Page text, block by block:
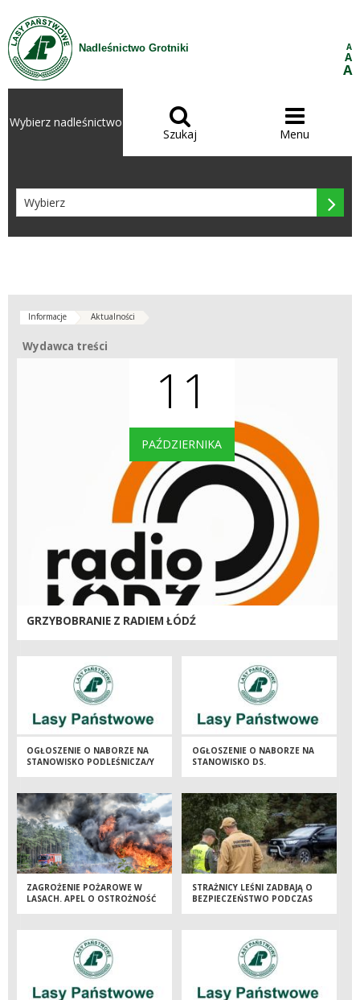
Przejdź do treści
Nadleśnictwo Grotniki A
A
A
Wybierz nadleśnictwo 
Szukaj

Menu

Informacje Aktualności
Wydawca treści
Wydawca treści
11
PAŹDZIERNIKA
GRZYBOBRANIE Z RADIEM ŁÓDŹ
OGŁOSZENIE O NABORZE NA
STANOWISKO PODLEŚNICZA/Y
TECHNICZNA
OGŁOSZENIE O NABORZE NA
STANOWISKO DS.
ZAGROŻENIE POŻAROWE W
LASACH. APEL O OSTROŻNOŚĆ
STRAŻNICY LEŚNI ZADBAJĄ O
BEZPIECZEŃSTWO PODCZAS